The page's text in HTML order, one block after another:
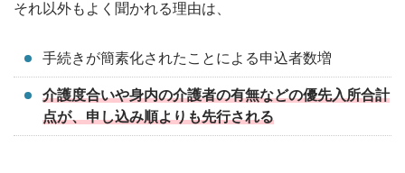
それ以外もよく聞かれる理由は、
手続きが簡素化されたことによる申込者数増
介護度合いや身内の介護者の有無などの優先入所合計
点が、申し込み順よりも先行される